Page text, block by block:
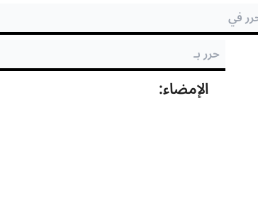
الإمضاء: